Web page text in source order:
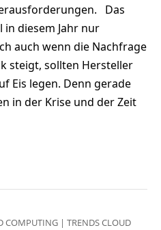
Das
diesem Jahr nur
auch wenn die Nachfrage
steigt, sollten Hersteller
Eis legen. Denn gerade
in der Krise und der Zeit
COMPUTING | TRENDS CLOUD